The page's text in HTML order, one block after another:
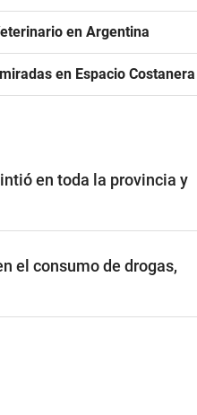
en Argentina
en Espacio Costanera
en toda la provincia y
el consumo de drogas,